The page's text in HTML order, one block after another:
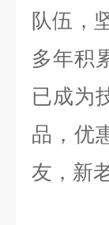
队伍 ，
多年积
已成为
品，优
友，新